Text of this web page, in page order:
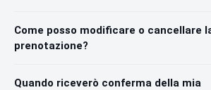
Come posso modificare o cancellare
prenotazione?
Quando riceverò conferma della mia